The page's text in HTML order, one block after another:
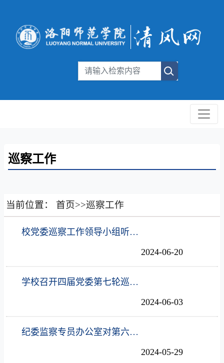
巡察工作
当前位置： 首页>>巡察工作
校党委巡察工作领导小组听取四届党委第七轮巡察工作汇报
2024-06-20
学校召开四届党委第七轮巡察中期调研座谈会
2024-06-03
纪委监察专员办公室对第六轮巡察整改落实情况开展监督检查
2024-05-29